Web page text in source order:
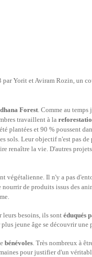
par Yorit et Aviram Rozin, un
Forest . Comme au
travaillent à la
plantées et 90 % poussent
sols. Leur objectif n'est pas
renaître la vie. D'autres
végétalienne. Il n'y a pas
nourrir de produits issus des
leurs besoins, ils sont éduqués
jeune âge se découvrir une
bénévoles. Très nombreux à
pour justifier d'un